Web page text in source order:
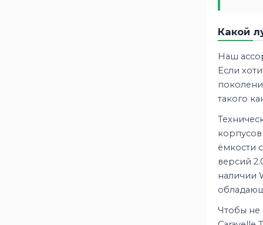
Какой
Наш
Если
такого
ёмкости
версий
наличии
Чтобы не